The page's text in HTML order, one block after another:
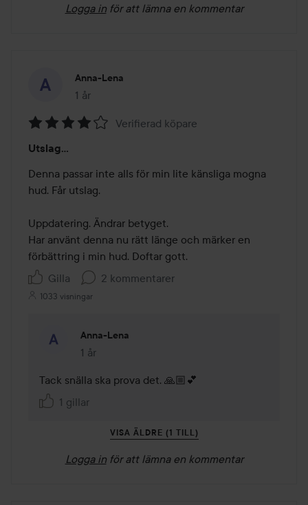
Logga in för att lämna en kommentar
Anna-Lena
1 år
Inlägget skapades 1 år
4
av
5
Verifierad köpare
Utslag…
Denna passar inte alls för min lite känsliga mogna
hud. Får utslag.
Uppdatering. Ändrar betyget.
Har använt denna nu rätt länge och märker en
förbättring i min hud. Doftar gott.
Gilla
2 kommentarer
1033 visningar
Anna-Lena
1 år
Kommentaren lades 1 år
Tack snälla ska prova det. 🙏🏼💕
1 gillar
VISA ÄLDRE (1 TILL)
Logga in för att lämna en kommentar